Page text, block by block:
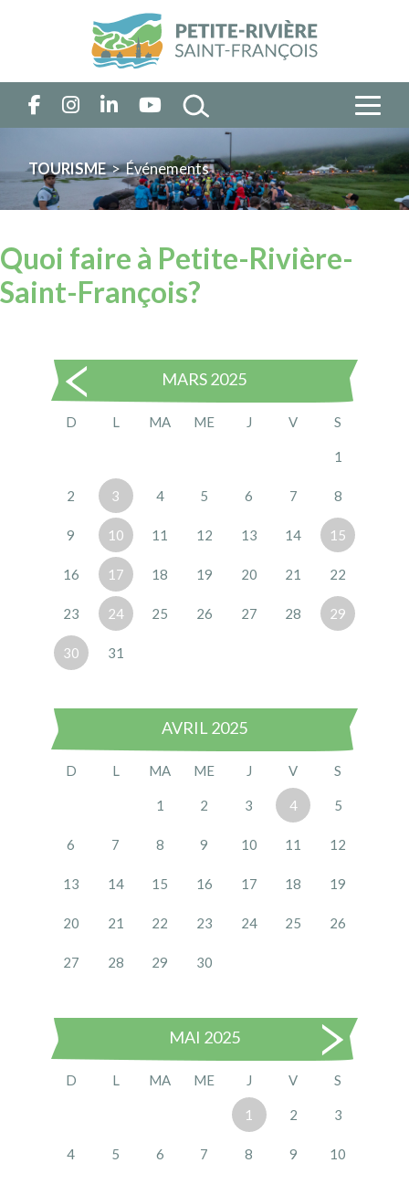
TOURISME> Événements
Quoi faire à Petite-Rivière-
Saint-François?
MARS 2025
D L MA ME J V S
1
2 3 4 5 6 7 8
9 10 11 12 13 14 15
16 17 18 19 20 21 22
23 24 25 26 27 28 29
30 31
AVRIL 2025
D L MA ME J V S
1 2 3 4 5
6 7 8 9 10 11 12
13 14 15 16 17 18 19
20 21 22 23 24 25 26
27 28 29 30
MAI 2025
D L MA ME J V S
1 2 3
4 5 6 7 8 9 10